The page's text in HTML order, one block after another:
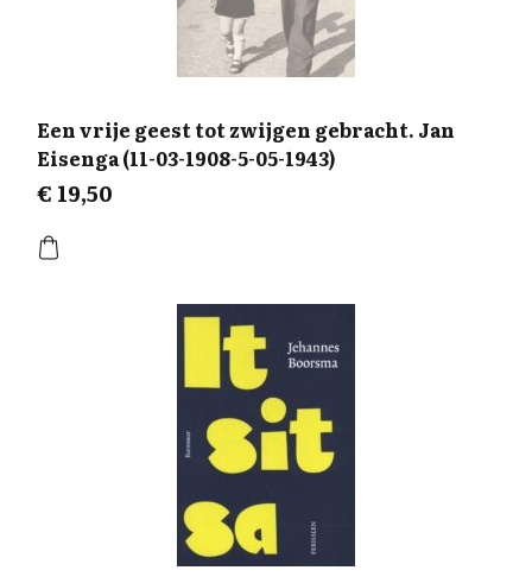
Een vrije geest tot zwijgen gebracht. Jan
Eisenga (11-03-1908-5-05-1943)
€ 19,50